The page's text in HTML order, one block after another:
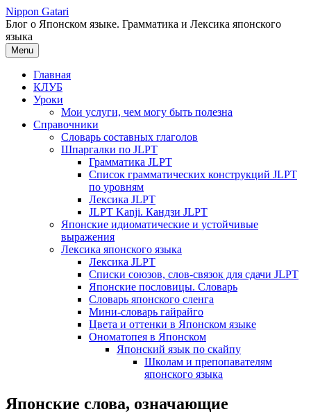
Перейти
к
содержимому
Nippon Gatari
Блог о Японском языке. Грамматика и Лексика японского
языка
Menu
Главная
КЛУБ
Уроки
Мои услуги, чем могу быть полезна
Справочники
Словарь составных глаголов
Шпаргалки по JLPT
Грамматика JLPT
Список грамматических конструкций JLPT
по уровням
Лексика JLPT
JLPT Kanji. Кандзи JLPT
Японские идиоматические и устойчивые
выражения
Лексика японского языка
Лексика JLPT
Списки союзов, слов-связок для сдачи JLPT
Японские пословицы. Словарь
Словарь японского сленга
Мини-словарь гайрайго
Цвета и оттенки в Японском языке
Ономатопея в Японском
Японский язык по скайпу
Школам и препопавателям
японского языка
Японские слова, означающие